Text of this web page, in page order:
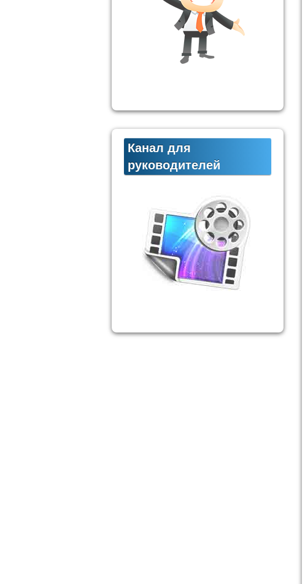
Канал для
руководителей